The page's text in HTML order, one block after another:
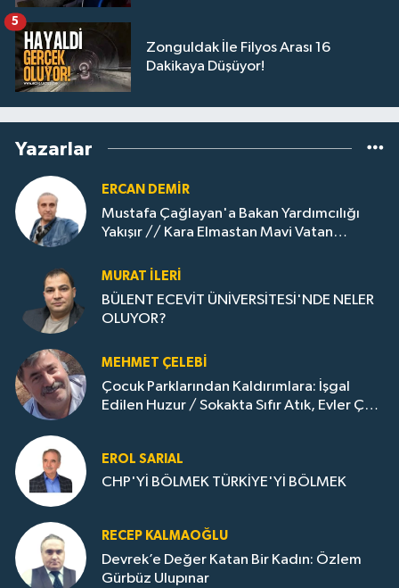
Zonguldak İle Filyos Arası 16
Dakikaya Düşüyor!
5
Yazarlar
ERCAN DEMIR
Mustafa Çağlayan'a Bakan Yardımcılığı
Yakışır // ​Kara Elmastan Mavi Vatan
MURAT İLERI
BÜLENT ECEVİT ÜNİVERSİTESİ'NDE NELER
OLUYOR?
MEHMET ÇELEBI
Çocuk Parklarından Kaldırımlara: İşgal
Edilen Huzur / Sokakta Sıfır Atık, Evler Çöp
EROL SARIAL
CHP'Yİ BÖLMEK TÜRKİYE'Yİ BÖLMEK
RECEP KALMAOĞLU
Devrek’e Değer Katan Bir Kadın: Özlem
Gürbüz Ulupınar